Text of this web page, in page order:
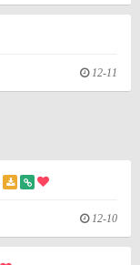
12-11
12-10